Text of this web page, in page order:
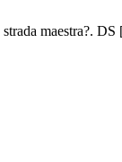
maestra?.